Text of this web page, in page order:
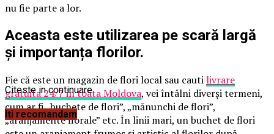
nu fie parte a lor.
Aceasta este utilizarea pe scară largă
și importanța florilor.
Fie că este un magazin de flori local sau cautilivrare
gratuita 24/7 in toata Moldova, vei întâlni diverși termeni,
cum ar fi „buchete de flori”, „mănunchi de flori”,
„aranjamente florale” etc. În linii mari, un buchet de flori
Citeste in continuare
Iti recomandam